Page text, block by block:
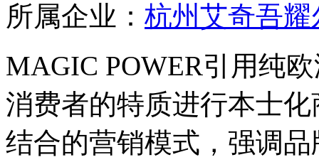
所属企业： 杭州艾奇吾
MAGIC POWER引用纯
消费者的特质进行本士
结合的营销模式，强调